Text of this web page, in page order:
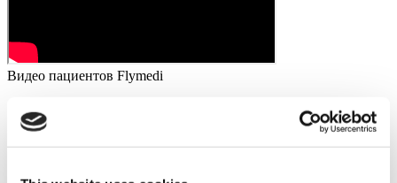
Видео пациентов Flymedi
Направления